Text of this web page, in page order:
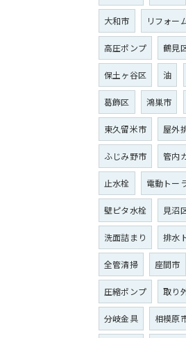
大和市 リフォー
高圧ポンプ 鶴見
保土ヶ谷区 油
葛飾区 鴻巣市
東久留米市 屋外
ふじみ野市 管内
止水栓 電動トー
壁ピタ水栓 見沼
洗面詰まり 排水
全管清掃 座間市
圧縮ポンプ 取り
分岐金具 相模原